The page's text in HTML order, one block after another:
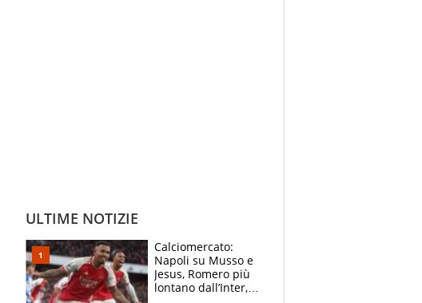
ULTIME NOTIZIE
Calciomercato:
Napoli su Musso e
Jesus, Romero più
lontano dall’Inter,